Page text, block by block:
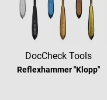
DocCheck Tools
Reflexhammer "Klopp"